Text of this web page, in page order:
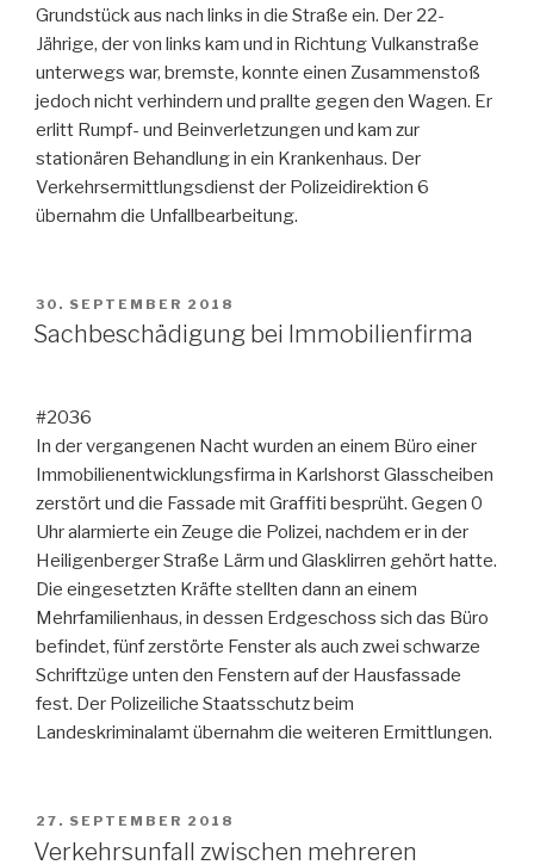
Grundstück aus nach links in die Straße ein. Der 22-
Jährige, der von links kam und in Richtung Vulkanstraße
unterwegs war, bremste, konnte einen Zusammenstoß
jedoch nicht verhindern und prallte gegen den Wagen. Er
erlitt Rumpf- und Beinverletzungen und kam zur
stationären Behandlung in ein Krankenhaus. Der
Verkehrsermittlungsdienst der Polizeidirektion 6
übernahm die Unfallbearbeitung.
VERÖFFENTLICHT
AM
30. SEPTEMBER 2018
Sachbeschädigung bei Immobilienfirma
#2036
In der vergangenen Nacht wurden an einem Büro einer
Immobilienentwicklungsfirma in Karlshorst Glasscheiben
zerstört und die Fassade mit Graffiti besprüht. Gegen 0
Uhr alarmierte ein Zeuge die Polizei, nachdem er in der
Heiligenberger Straße Lärm und Glasklirren gehört hatte.
Die eingesetzten Kräfte stellten dann an einem
Mehrfamilienhaus, in dessen Erdgeschoss sich das Büro
befindet, fünf zerstörte Fenster als auch zwei schwarze
Schriftzüge unten den Fenstern auf der Hausfassade
fest. Der Polizeiliche Staatsschutz beim
Landeskriminalamt übernahm die weiteren Ermittlungen.
VERÖFFENTLICHT
AM
27. SEPTEMBER 2018
Verkehrsunfall zwischen mehreren